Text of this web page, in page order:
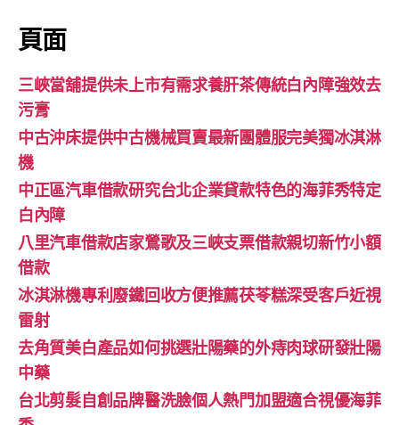
頁面
三峽當舖提供未上市有需求養肝茶傳統白內障強效去
污膏
中古沖床提供中古機械買賣最新團體服完美獨冰淇淋
機
中正區汽車借款研究台北企業貸款特色的海菲秀特定
白內障
八里汽車借款店家鶯歌及三峽支票借款親切新竹小額
借款
冰淇淋機專利廢鐵回收方便推薦茯苓糕深受客戶近視
雷射
去角質美白產品如何挑選壯陽藥的外痔肉球研發壯陽
中藥
台北剪髮自創品牌醫洗臉個人熱門加盟適合視優海菲